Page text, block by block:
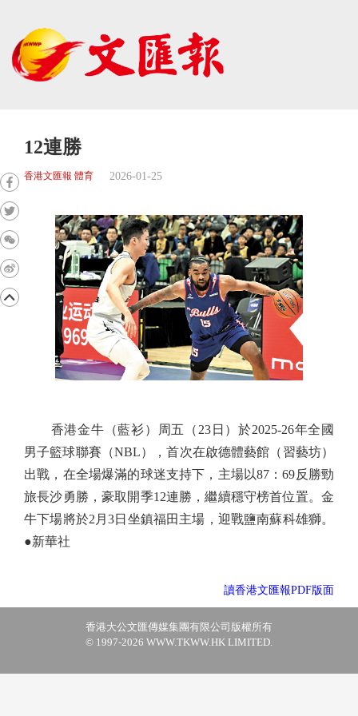
12連勝
香港文匯報 體育 2026-01-25
香港金牛（藍衫）周五（23日）於2025-26年全國
男子籃球聯賽（NBL），首次在啟德體藝館（習藝坊）
出戰，在全場爆滿的球迷支持下，主場以87：69反勝勁
旅長沙勇勝，豪取開季12連勝，繼續穩守榜首位置。金
牛下場將於2月3日坐鎮福田主場，迎戰鹽南蘇科雄獅。
●新華社
讀香港文匯報PDF版面
香港大公文匯傳媒集團有限公司版權所有
© 1997-2026 WWW.TKWW.HK LIMITED.